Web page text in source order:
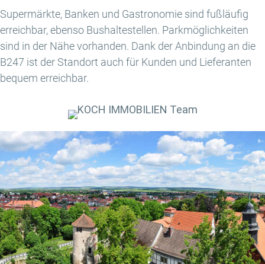
Supermärkte, Banken und Gastronomie sind fußläufig
erreichbar, ebenso Bushaltestellen. Parkmöglichkeiten
sind in der Nähe vorhanden. Dank der Anbindung an die
B247 ist der Standort auch für Kunden und Lieferanten
bequem erreichbar.